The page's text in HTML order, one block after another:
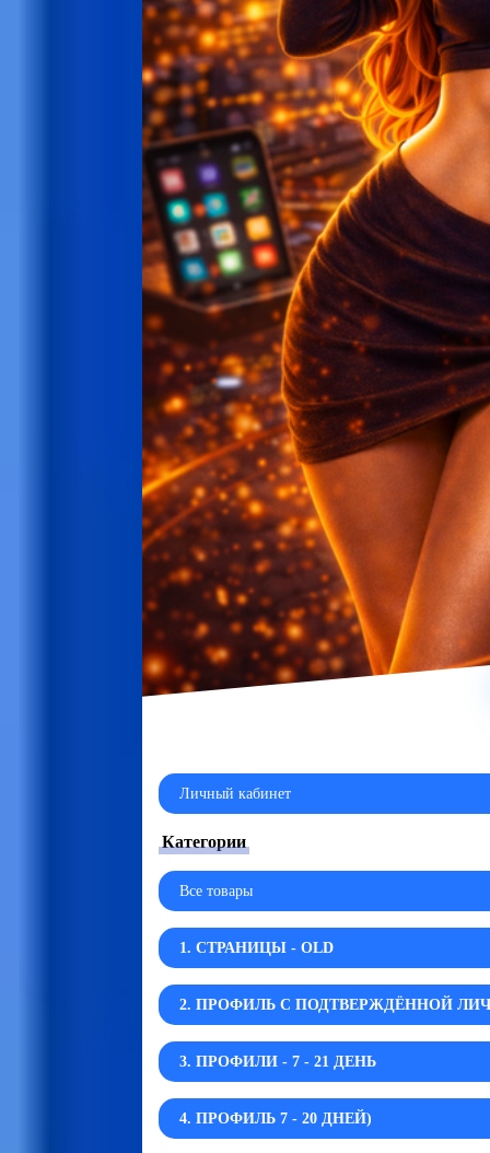
Личный кабинет
Категории
Все товары
1. СТРАНИЦЫ - OLD
2. ПРОФИЛЬ С ПОДТВЕРЖДЁННОЙ
3. ПРОФИЛИ - 7 - 21 ДЕНЬ
4. ПРОФИЛЬ 7 - 20 ДНЕЙ)